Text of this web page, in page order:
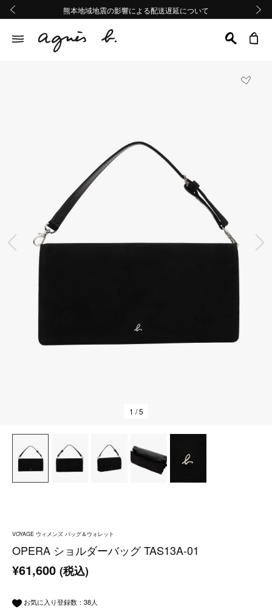
熊本地域地震の影響による配送遅延について
Summer Sale 2buy10%OFF!!
熊本地域地震の影響による配送遅延について
Summer Sale 2buy10%OFF!!
前の画像
1 / 5
VOYAGE ウィメンズ バッグ＆ウォレット
OPERA ショルダーバッグ TAS13A-01
¥61,600 (税込)
お気に入り登録数： 38人